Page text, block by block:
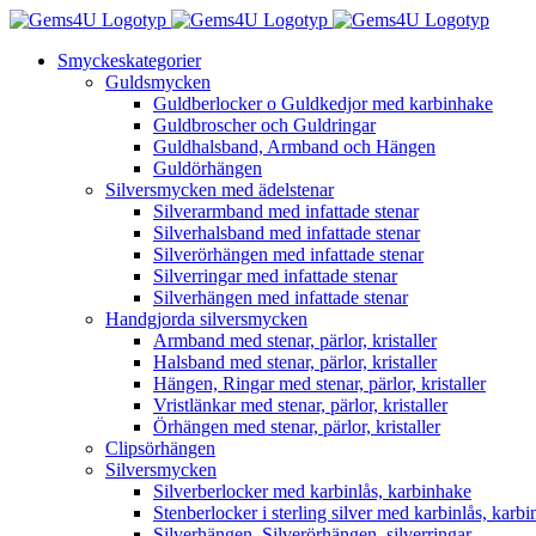
Fortsätt
innehålletSmyckeskategorier
Guldsmycken
Guldberlocker o Guldkedjor med karbinhake
Guldbroscher och Guldringar
Guldhalsband, Armband och Hängen
Guldörhängen
Silversmycken med ädelstenar
Silverarmband med infattade stenar
Silverhalsband med infattade stenar
Silverörhängen med infattade stenar
Silverringar med infattade stenar
Silverhängen med infattade stenar
Handgjorda silversmycken
Armband med stenar, pärlor, kristaller
Halsband med stenar, pärlor, kristaller
Hängen, Ringar med stenar, pärlor, kristaller
Vristlänkar med stenar, pärlor, kristaller
Örhängen med stenar, pärlor, kristaller
Clipsörhängen
Silversmycken
Silverberlocker med karbinlås, karbinhake
Stenberlocker i sterling silver med karbinlås,